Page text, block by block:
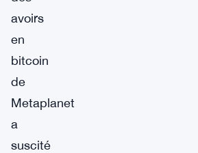
avoirs
en
bitcoin
de
Metaplanet
a
suscité